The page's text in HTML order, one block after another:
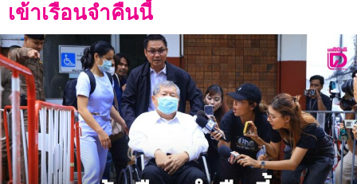
เข้าเรือนจำคืนนี้